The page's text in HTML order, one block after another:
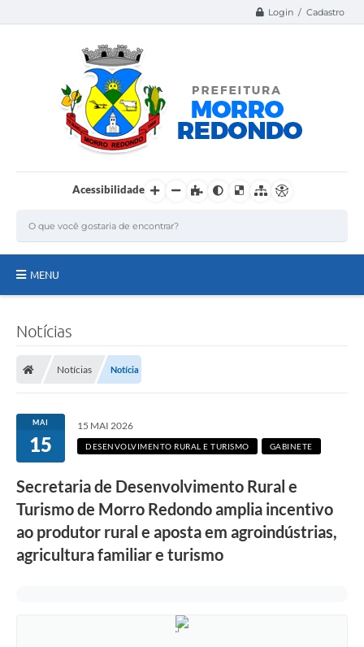
Login / Cadastro
Acessibilidade
MENU
Secretarias
Notícias
Contato
Contas Públicas
Serviço de Inspeção Municipal - SIM
Notícias
Notícias Notícia
MAI
15
15 MAI 2026
DESENVOLVIMENTO RURAL E TURISMO GABINETE
Secretaria de Desenvolvimento Rural e
Turismo de Morro Redondo amplia incentivo
ao produtor rural e aposta em agroindústrias,
agricultura familiar e turismo